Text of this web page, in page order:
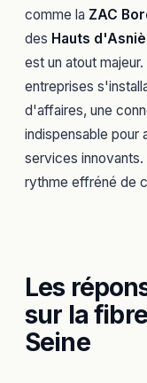
comme la ZAC
des Hauts
est un atout
entreprises
d'affaires, une
indispensable pour
services
rythme effréné de
Les
sur la
Seine